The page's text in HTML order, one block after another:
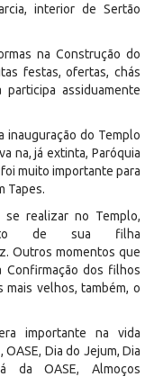
interior de Sertão
na Construção do
festas, ofertas, chás
assiduamente
inauguração do Templo
na, já extinta, Paróquia
muito importante para
Tapes.
se realizar no Templo,
de sua filha
Outros momentos que
Confirmação dos filhos
mais velhos, também, o
importante na vida
Dia do Jejum, Dia
da OASE, Almoços